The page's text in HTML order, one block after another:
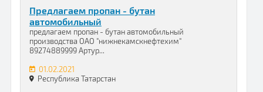
Предлагаем пропан - бутан
автомобильный
предлагаем пропан - бутан автомобильный
производства ОАО "нижнекамскнефтехим"
89274889999 Артур...
01.02.2021
Республика Татарстан